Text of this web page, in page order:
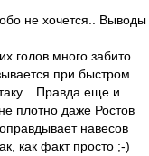
не хочется.. Выводы
голов много забито
при быстром
Правда еще и
плотно даже Ростов
навесов
как факт просто ;-)